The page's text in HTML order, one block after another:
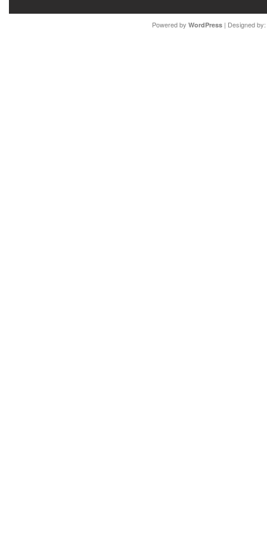
Powered by WordPress| Designed by: